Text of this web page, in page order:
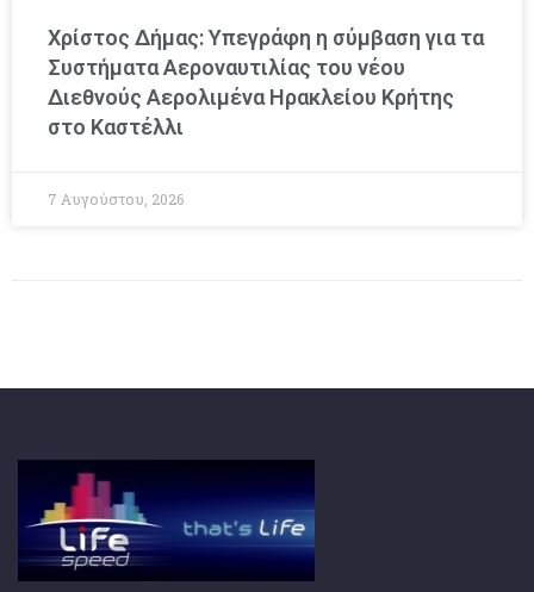
Χρίστος Δήμας: Υπεγράφη η σύμβαση για τα
Συστήματα Αεροναυτιλίας του νέου
Διεθνούς Αερολιμένα Ηρακλείου Κρήτης
στο Καστέλλι
7 Αυγούστου, 2026